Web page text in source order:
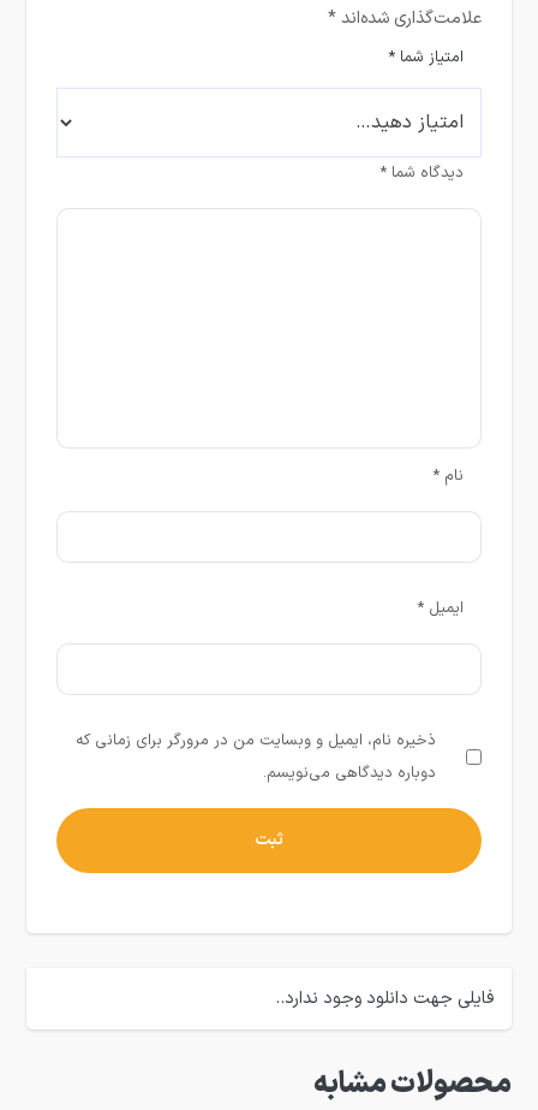
علامت‌گذاری شده‌اند*
امتیاز شما*
دیدگاه شما*
نام*
ایمیل*
ذخیره نام، ایمیل و وبسایت من در مرورگر برای زمانی که
دوباره دیدگاهی می‌نویسم.
فایلی جهت دانلود وجود ندارد..
محصولات مشابه